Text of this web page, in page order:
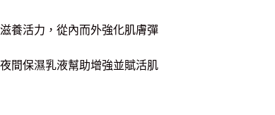
養活力，從內而外強化肌膚彈
間保濕乳液幫助增強並賦活肌